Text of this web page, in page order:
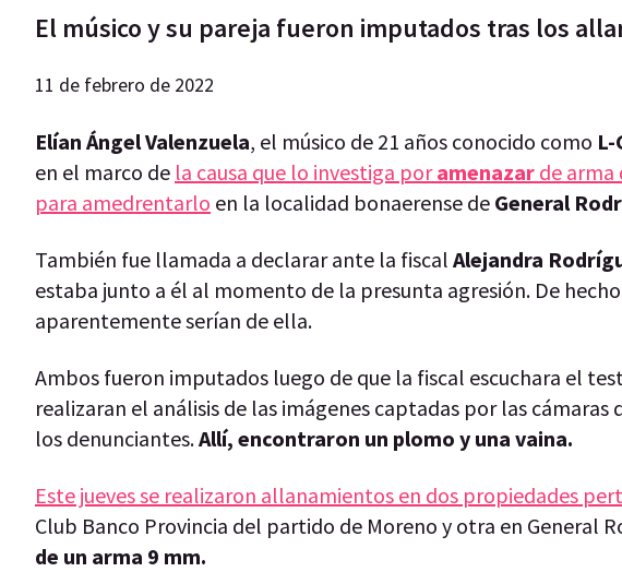
El músico y su pareja fueron imputados tras los
11 de febrero de 2022
Elían Ángel Valenzuela, el músico de 21 años conocido como
en el marco de la causa que lo investiga poramenazar de arma
para amedrentarlo en la localidad bonaerense de General
También fue llamada a declarar ante la fiscal Alejandra
estaba junto a él al momento de la presunta agresión. De
aparentemente serían de ella.
Ambos fueron imputados luego de que la fiscal escuchara el
realizaran el análisis de las imágenes captadas por las
los denunciantes.Allí, encontraron un plomo y una vaina.
Este jueves se realizaron allanamientos en dos propiedades
Club Banco Provincia del partido de Moreno y otra en General
de un arma 9 mm.